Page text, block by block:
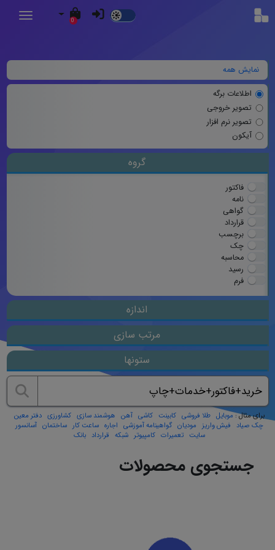
Dark
0
نمایش همه
اطلاعات برگه
تصویر خروجی
تصویر نرم افزار
آیکون
گروه
فاکتور
نامه
گواهی
قرارداد
برچسب
چک
محاسبه
رسید
فرم
اندازه
مرتب سازی
ستونها
برای مثال :موبایل طلا فروشی کابینت کاشی آهن هوشمند سازی کشاورزی دفتر معین
چک صیاد فیش واریز مودیان گواهینامه آموزشی اجاره ساعت کار ساختمان آسانسور
سایت تعمیرات کامپیوتر شبکه قرارداد بانک
جستجوی محصولات